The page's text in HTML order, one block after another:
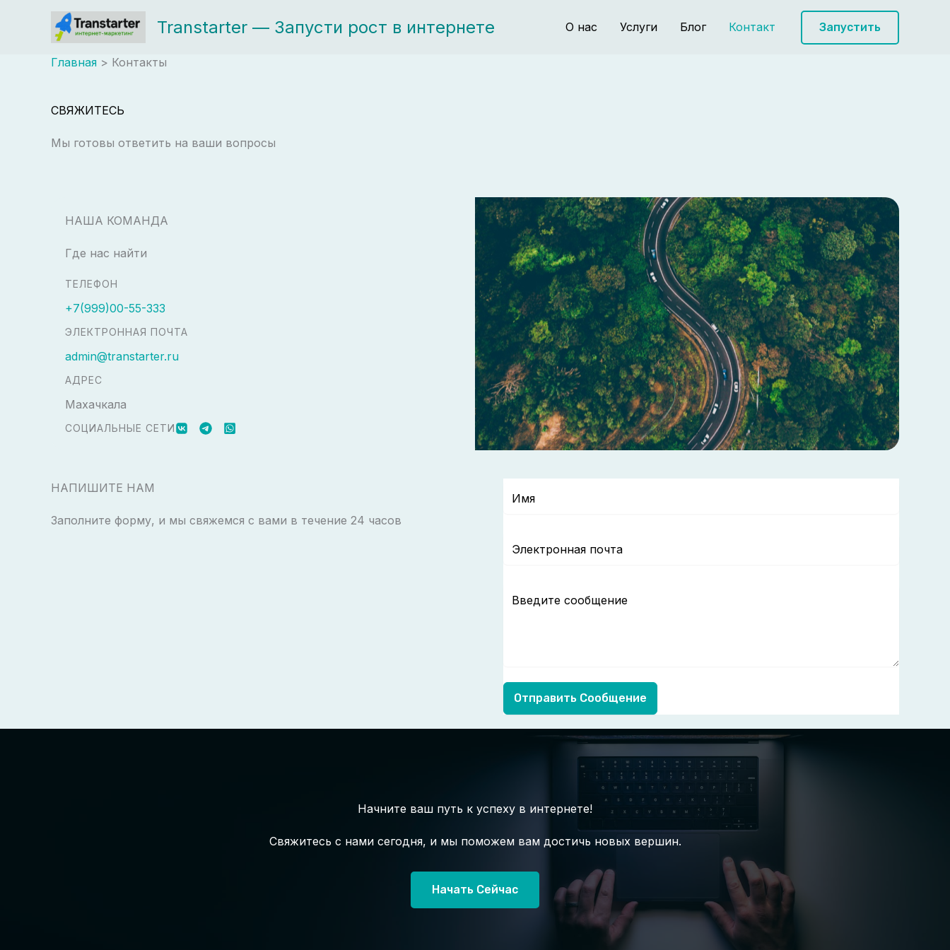
содержимому
Transtarter — Запусти рост в интернете О нас Услуги Блог Контакт Запустить
Главная Контакты
СВЯЖИТЕСЬ
Мы готовы ответить на ваши вопросы
НАША КОМАНДА
Где нас найти
ТЕЛЕФОН
+7(999)00-55-333
ЭЛЕКТРОННАЯ ПОЧТА
admin@transtarter.ru
АДРЕС
Махачкала
СОЦИАЛЬНЫЕ СЕТИ
НАПИШИТЕ НАМ
Заполните форму, и мы свяжемся с вами в течение 24 часов
Отправить Сообщение
Начните ваш путь к успеху в интернете!
Свяжитесь с нами сегодня, и мы поможем вам достичь новых вершин.
Начать Сейчас